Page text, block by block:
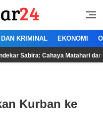
DAN KRIMINAL EKONOMI
Cahaya Matahari dan Perempuan
Kurban ke